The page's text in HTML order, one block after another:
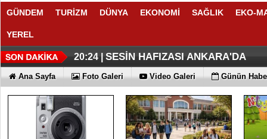
GÜNDEM TURİZM DÜNYA EKONOMİ SAĞLIK EKO-
YEREL
20:24 | SESİN HAFIZASI ANKARA'DA
20:19 |FAIRMONT QUASAR
07:27 |KLASİK MÜZİK YAYINCILIĞINDA
07:17 |DÜZENLEMEYİ
07:12 |ERKEN TEŞHİS FITIKTA DA
06:33 |KAYIP RAKAMLARI BİLE
06:28 |EN İYİLER DEĞİL EN UYGUNLAR
06:23 |KOÇ GİBİ YATIRIM YAPTILAR
06:17 |DÖRT ŞİRKET DAHA!!!
06:13 |FUJİTSU'DAN YENİ RENK
Ana Sayfa Foto Galeri Video Galeri Günün